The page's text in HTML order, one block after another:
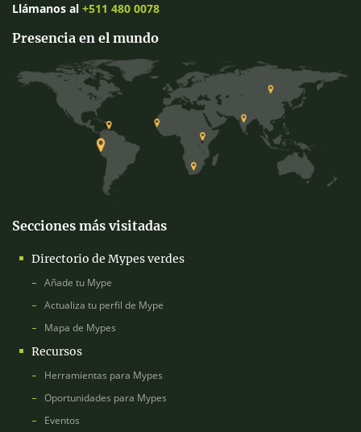
Llámanos al +511 480 0078
Presencia en el mundo
Secciones más visitadas
Directorio de Mypes verdes
Añade tu Mype
Actualiza tu perfil de Mype
Mapa de Mypes
Recursos
Herramientas para Mypes
Oportunidades para Mypes
Eventos